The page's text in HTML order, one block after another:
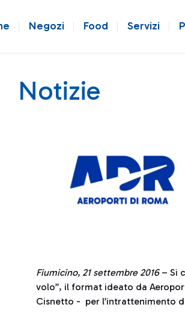
Negozi Food Servizi
Notizie
Fiumicino, 21 settembre 2016 – Si
volo”, il format ideato da
Cisnetto - per l’intrattenimento